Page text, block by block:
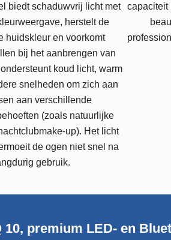
biedt schaduwvrij licht met
herstelt de
huidskleur en voorkomt
bij het aanbrengen van
koud licht, warm
snelheden om zich aan
aan verschillende
(zoals natuurlijke
up). Het licht
de ogen niet snel na
gebruik.
capaciteit
premium LED- en